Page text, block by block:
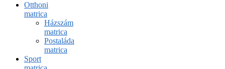
Otthoni
matrica
Házszám
matrica
Postaláda
matrica
Sport